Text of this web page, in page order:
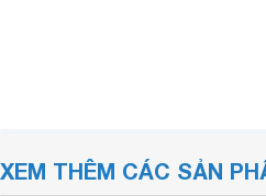
XEM THÊM CÁC SẢN